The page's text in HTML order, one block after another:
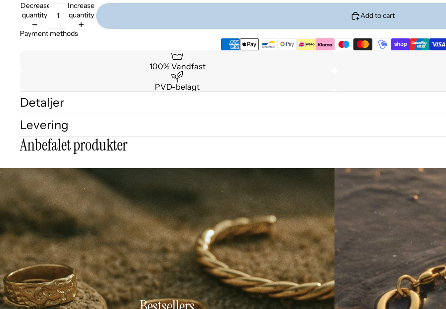
Decrease
quantity
Increase
quantity
Add to cart
Payment methods
100% Vandfast
PVD-belagt
Detaljer
Levering
Anbefalet produkter